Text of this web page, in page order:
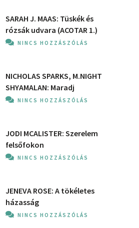
SARAH J. MAAS: Tüskék és
rózsák udvara (ACOTAR 1.)
NINCS HOZZÁSZÓLÁS
NICHOLAS SPARKS, M.NIGHT
SHYAMALAN: Maradj
NINCS HOZZÁSZÓLÁS
JODI MCALISTER: Szerelem
felsőfokon
NINCS HOZZÁSZÓLÁS
JENEVA ROSE: A ​tökéletes
házasság
NINCS HOZZÁSZÓLÁS